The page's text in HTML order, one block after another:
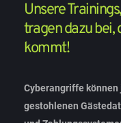
Unsere
tragen dazu bei,
kommt!
Cyberangriffe
gestohlenen